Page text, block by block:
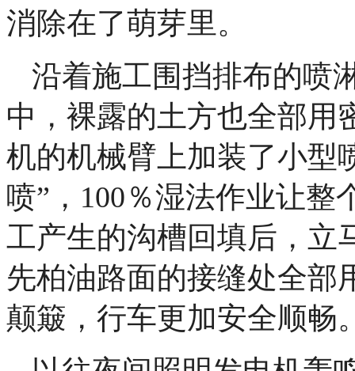
消除在了萌芽里。
沿着施工围挡排布的喷
中，裸露的土方也全部用
机的机械臂上加装了小型
喷”，100％湿法作业让
工产生的沟槽回填后，立
先柏油路面的接缝处全部
颠簸，行车更加安全顺畅